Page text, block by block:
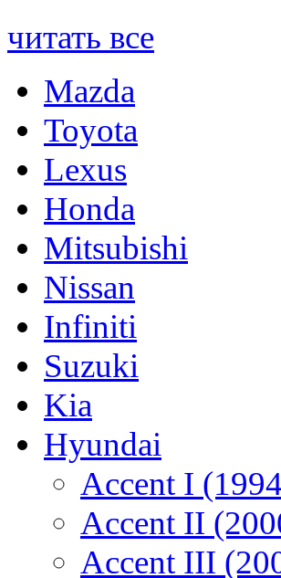
читать все
Mazda
Toyota
Lexus
Honda
Mitsubishi
Nissan
Infiniti
Suzuki
Kia
Hyundai
Accent I
Accent II
Accent III